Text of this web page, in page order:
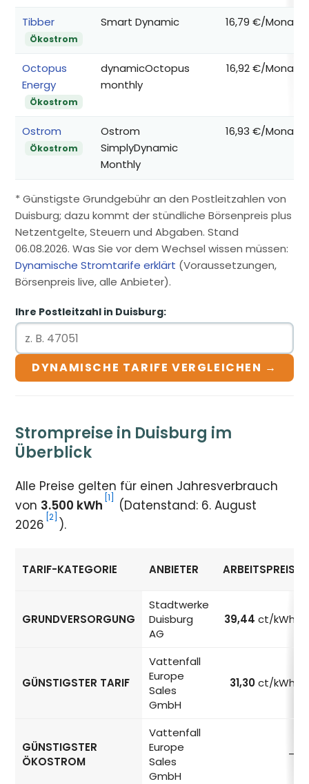
Tibber
Ökostrom
Smart Dynamic 16,79 €/Monat
Octopus
Energy
Ökostrom
dynamicOctopus
monthly
16,92 €/Monat
Ostrom
Ökostrom
Ostrom
SimplyDynamic
Monthly
16,93 €/Monat
* Günstigste Grundgebühr an den Postleitzahlen von
Duisburg; dazu kommt der stündliche Börsenpreis plus
Netzentgelte, Steuern und Abgaben. Stand
06.08.2026. Was Sie vor dem Wechsel wissen müssen:
Dynamische Stromtarife erklärt (Voraussetzungen,
Börsenpreis live, alle Anbieter).
Ihre Postleitzahl in Duisburg:
DYNAMISCHE TARIFE VERGLEICHEN →
Strompreise in Duisburg im
Überblick
Alle Preise gelten für einen Jahresverbrauch
von 3.500 kWh [1]
(Datenstand: 6. August
2026 [2] ).
Strompreise in Duisburg nach Tarif-Kategorie
TARIF-KATEGORIE ANBIETER ARBEITSPREIS
GRUNDVERSORGUNG
Stadtwerke
Duisburg
AG
39,44 ct/kWh
GÜNSTIGSTER TARIF
Vattenfall
Europe
Sales
GmbH
31,30ct/kWh
GÜNSTIGSTER
ÖKOSTROM
Vattenfall
Europe
Sales
GmbH
–